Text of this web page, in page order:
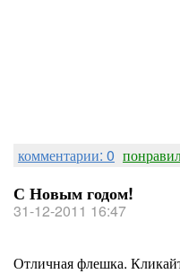
комментарии: 0
С Новым годом!
31-12-2011 16:47
Отличная флешка.